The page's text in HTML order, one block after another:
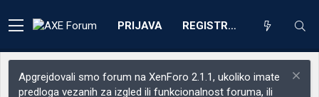
PRIJAVA REGISTRACIJA
Apgrejdovali smo forum na XenForo 2.1.1, ukoliko imate
predloga vezanih za izgled ili funkcionalnost foruma, ili